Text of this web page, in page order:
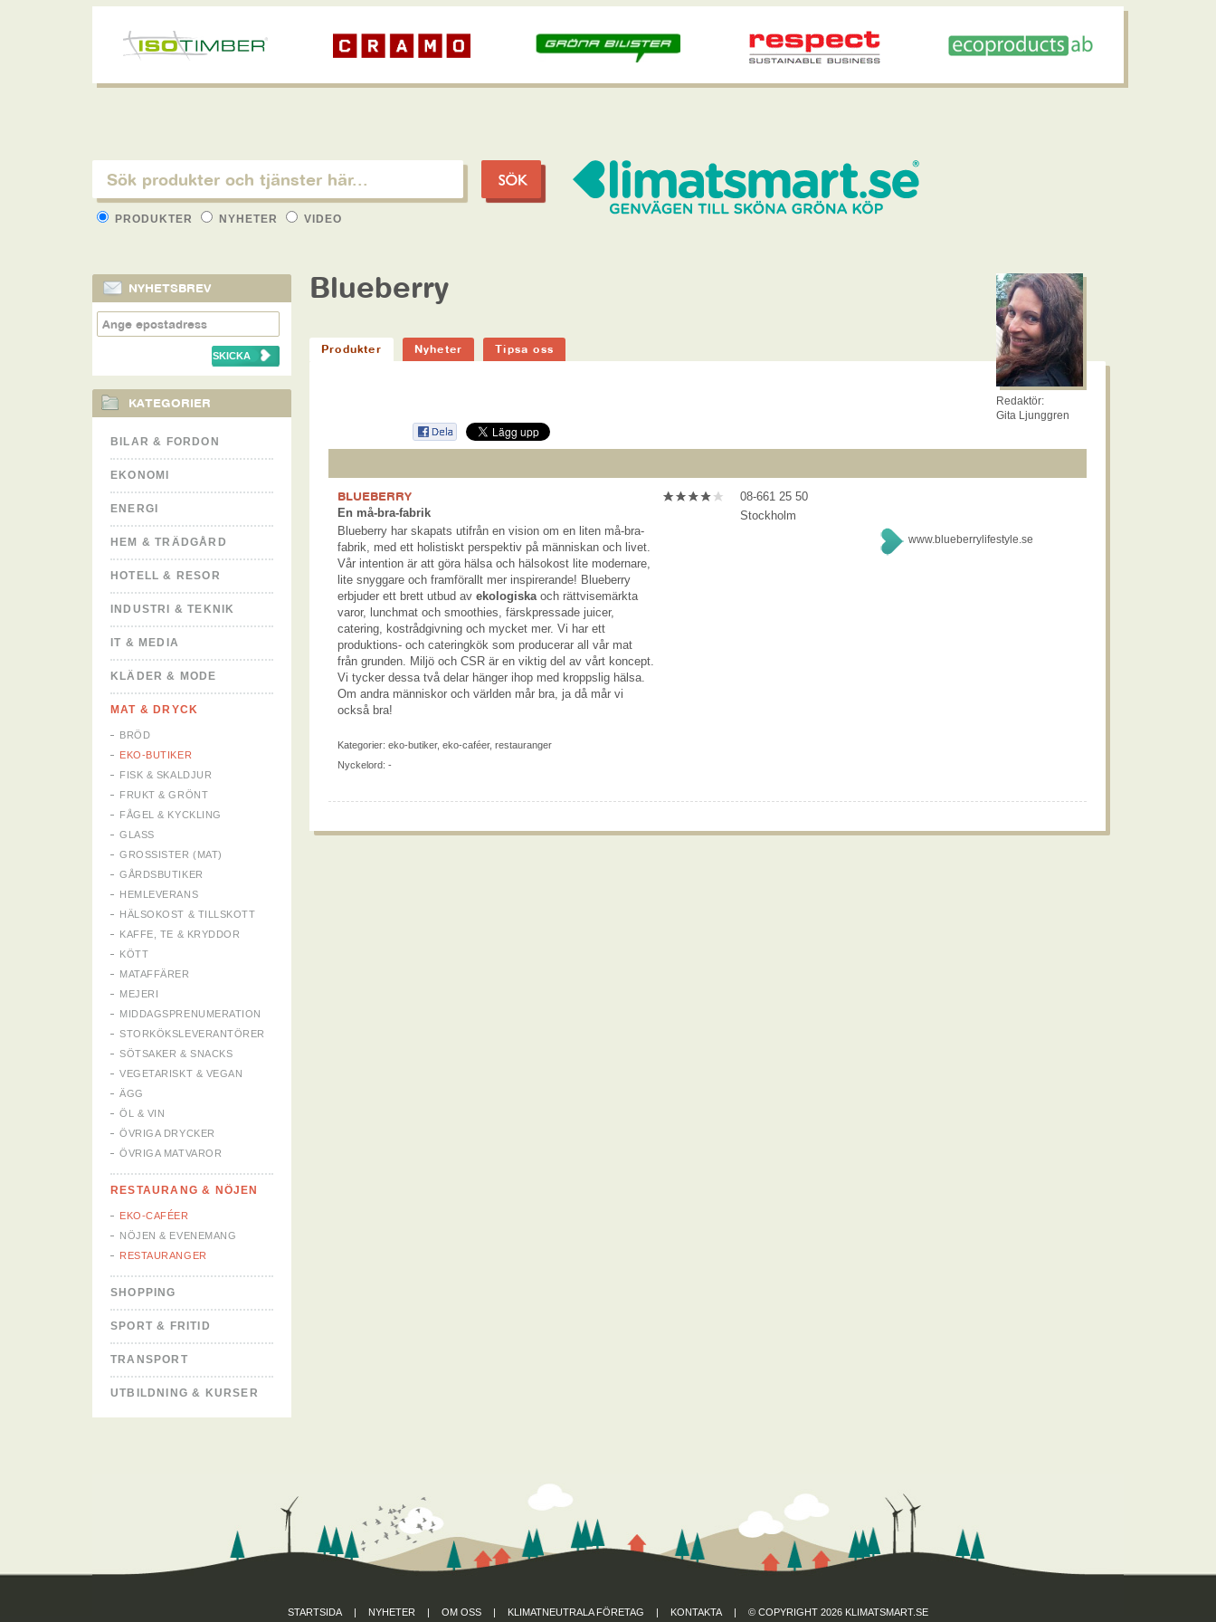
PRODUKTER NYHETER VIDEO
NYHETSBREV
KATEGORIER
BILAR & FORDON
EKONOMI
ENERGI
HEM & TRÄDGÅRD
HOTELL & RESOR
INDUSTRI & TEKNIK
IT & MEDIA
KLÄDER & MODE
MAT & DRYCK
BRÖD
EKO-BUTIKER
FISK & SKALDJUR
FRUKT & GRÖNT
FÅGEL & KYCKLING
GLASS
GROSSISTER (MAT)
GÅRDSBUTIKER
HEMLEVERANS
HÄLSOKOST & TILLSKOTT
KAFFE, TE & KRYDDOR
KÖTT
MATAFFÄRER
MEJERI
MIDDAGSPRENUMERATION
STORKÖKSLEVERANTÖRER
SÖTSAKER & SNACKS
VEGETARISKT & VEGAN
ÄGG
ÖL & VIN
ÖVRIGA DRYCKER
ÖVRIGA MATVAROR
RESTAURANG & NÖJEN
EKO-CAFÉER
NÖJEN & EVENEMANG
RESTAURANGER
SHOPPING
SPORT & FRITID
TRANSPORT
UTBILDNING & KURSER
Blueberry
Produkter Nyheter Tipsa oss
Redaktör:
Gita Ljunggren
BLUEBERRY
En må-bra-fabrik
Blueberry har skapats utifrån en vision om en liten må-bra-
fabrik, med ett holistiskt perspektiv på människan och livet.
Vår intention är att göra hälsa och hälsokost lite modernare,
lite snyggare och framförallt mer inspirerande! Blueberry
erbjuder ett brett utbud av ekologiskaoch rättvisemärkta
varor, lunchmat och smoothies, färskpressade juicer,
catering, kostrådgivning och mycket mer. Vi har ett
produktions- och cateringkök som producerar all vår mat
från grunden. Miljö och CSR är en viktig del av vårt koncept.
Vi tycker dessa två delar hänger ihop med kroppslig hälsa.
Om andra människor och världen mår bra, ja då mår vi
också bra!
08-661 25 50
Stockholm
www.blueberrylifestyle.se
Kategorier: eko-butiker, eko-caféer, restauranger
Nyckelord: -
STARTSIDA | NYHETER | OM OSS | KLIMATNEUTRALA FÖRETAG | KONTAKTA | © COPYRIGHT 2026 KLIMATSMART.SE